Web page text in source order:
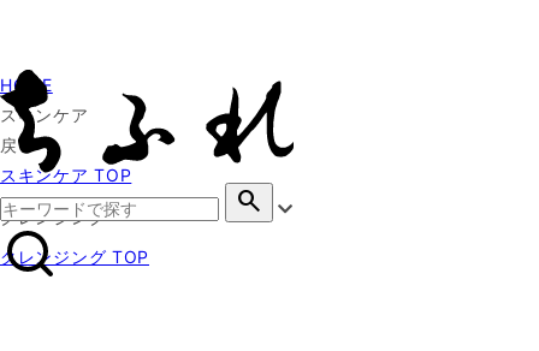
search
HOME
スキンケア
戻る
スキンケア TOP
クレンジング
クレンジング TOP